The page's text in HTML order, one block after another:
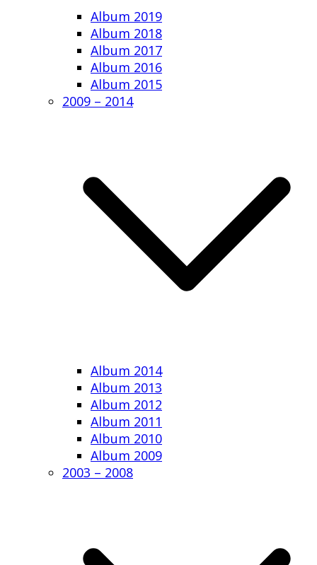
Album 2019
Album 2018
Album 2017
Album 2016
Album 2015
2009 – 2014
Album 2014
Album 2013
Album 2012
Album 2011
Album 2010
Album 2009
2003 – 2008